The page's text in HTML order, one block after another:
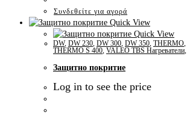
Συνδεθείτε για αγορά
Quick View
Quick View
DW, DW 230, DW 300, DW 350, THERMO,
THERMO S 400, VALEO TBS Нагреватели,
Защитно покритие
Log in to see the price